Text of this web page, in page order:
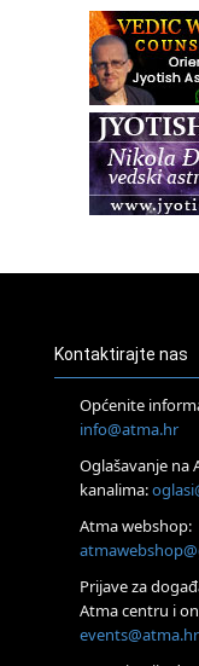
Zagreb+Online
Osnovni
Zagreb
Osnovna
Healing course)
Access BARS®,
Pjesma srca / Zagreb
Tečaj Višeg
Online
Upisi u program
Online
Postanite Nositelj
Visoko
Alemka
Kontaktirajte nas
Općenite
info@atma.hr
Oglašavanje na
kanalima:
Atma webshop:
Prijave za
Atma centru i
events@atma.hr